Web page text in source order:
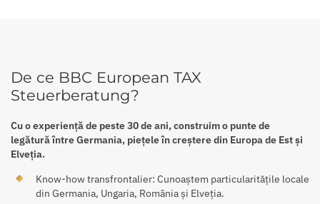
De ce BBC European TAX
Steuerberatung?
Cu o experiență de peste 30 de ani, construim o punte de
legătură între Germania, piețele în creștere din Europa de Est și
Elveția.
Know-how transfrontalier: Cunoaștem particularitățile locale
din Germania, Ungaria, România și Elveția.